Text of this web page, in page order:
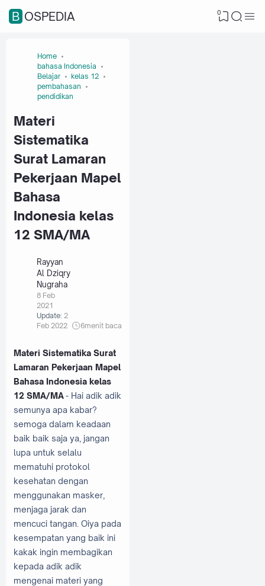
BOSPEDIA 0
Home
bahasa Indonesia
Belajar
kelas 12
pembahasan
pendidikan
Materi
Sistematika
Surat Lamaran
Pekerjaan Mapel
Bahasa
Indonesia kelas
12 SMA/MA
Rayyan
Al Dziqry
Nugraha
8 Feb
2021
Update: 2
Feb 2022
6menit baca
Materi Sistematika Surat
Lamaran Pekerjaan Mapel
Bahasa Indonesia kelas
12 SMA/MA- Hai adik adik
semunya apa kabar?
semoga dalam keadaan
baik baik saja ya, jangan
lupa untuk selalu
mematuhi protokol
kesehatan dengan
menggunakan masker,
menjaga jarak dan
mencuci tangan. Oiya pada
kesempatan yang baik ini
kakak ingin membagikan
kepada adik adik
mengenai materi yang